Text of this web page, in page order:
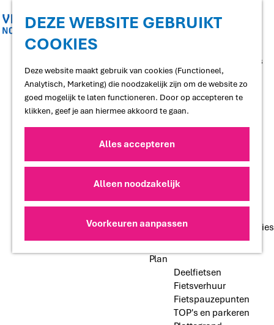
DEZE WEBSITE GEBRUIKT
COOKIES
Deze website maakt gebruik van cookies (Functioneel,
Analytisch, Marketing) die noodzakelijk zijn om de website zo
goed mogelijk te laten functioneren. Door op accepteren te
klikken, geef je aan hiermee akkoord te gaan.
Alles accepteren
Alleen noodzakelijk
Voorkeuren aanpassen
Uitgaan
Restaurants en cafés
Terrassen
Streekproducten
Voedselbossen
Lokale makers
Slapen
Hotels
Bed and Breakfasts
Campings
Groepsaccommodaties
Plan
Deelfietsen
Fietsverhuur
Fietspauzepunten
TOP's en parkeren